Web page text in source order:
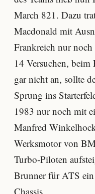
March 821. Dazu
Macdonald mit
Frankreich nur
14 Versuchen,
gar nicht an, sollte
Sprung ins
1983 nur noch mit
Manfred
Werksmotor von
Turbo-Piloten
Brunner für ATS ein
Chassis.